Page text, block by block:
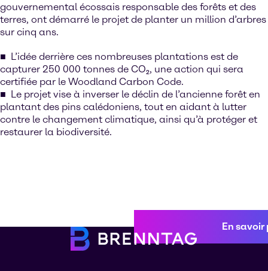
gouvernemental écossais responsable des forêts et des
terres, ont démarré le projet de planter un million d’arbres
sur cinq ans.
L’idée derrière ces nombreuses plantations est de
capturer 250 000 tonnes de CO₂, une action qui sera
certifiée par le Woodland Carbon Code.
Le projet vise à inverser le déclin de l’ancienne forêt en
plantant des pins calédoniens, tout en aidant à lutter
contre le changement climatique, ainsi qu’à protéger et
restaurer la biodiversité.
En savoir